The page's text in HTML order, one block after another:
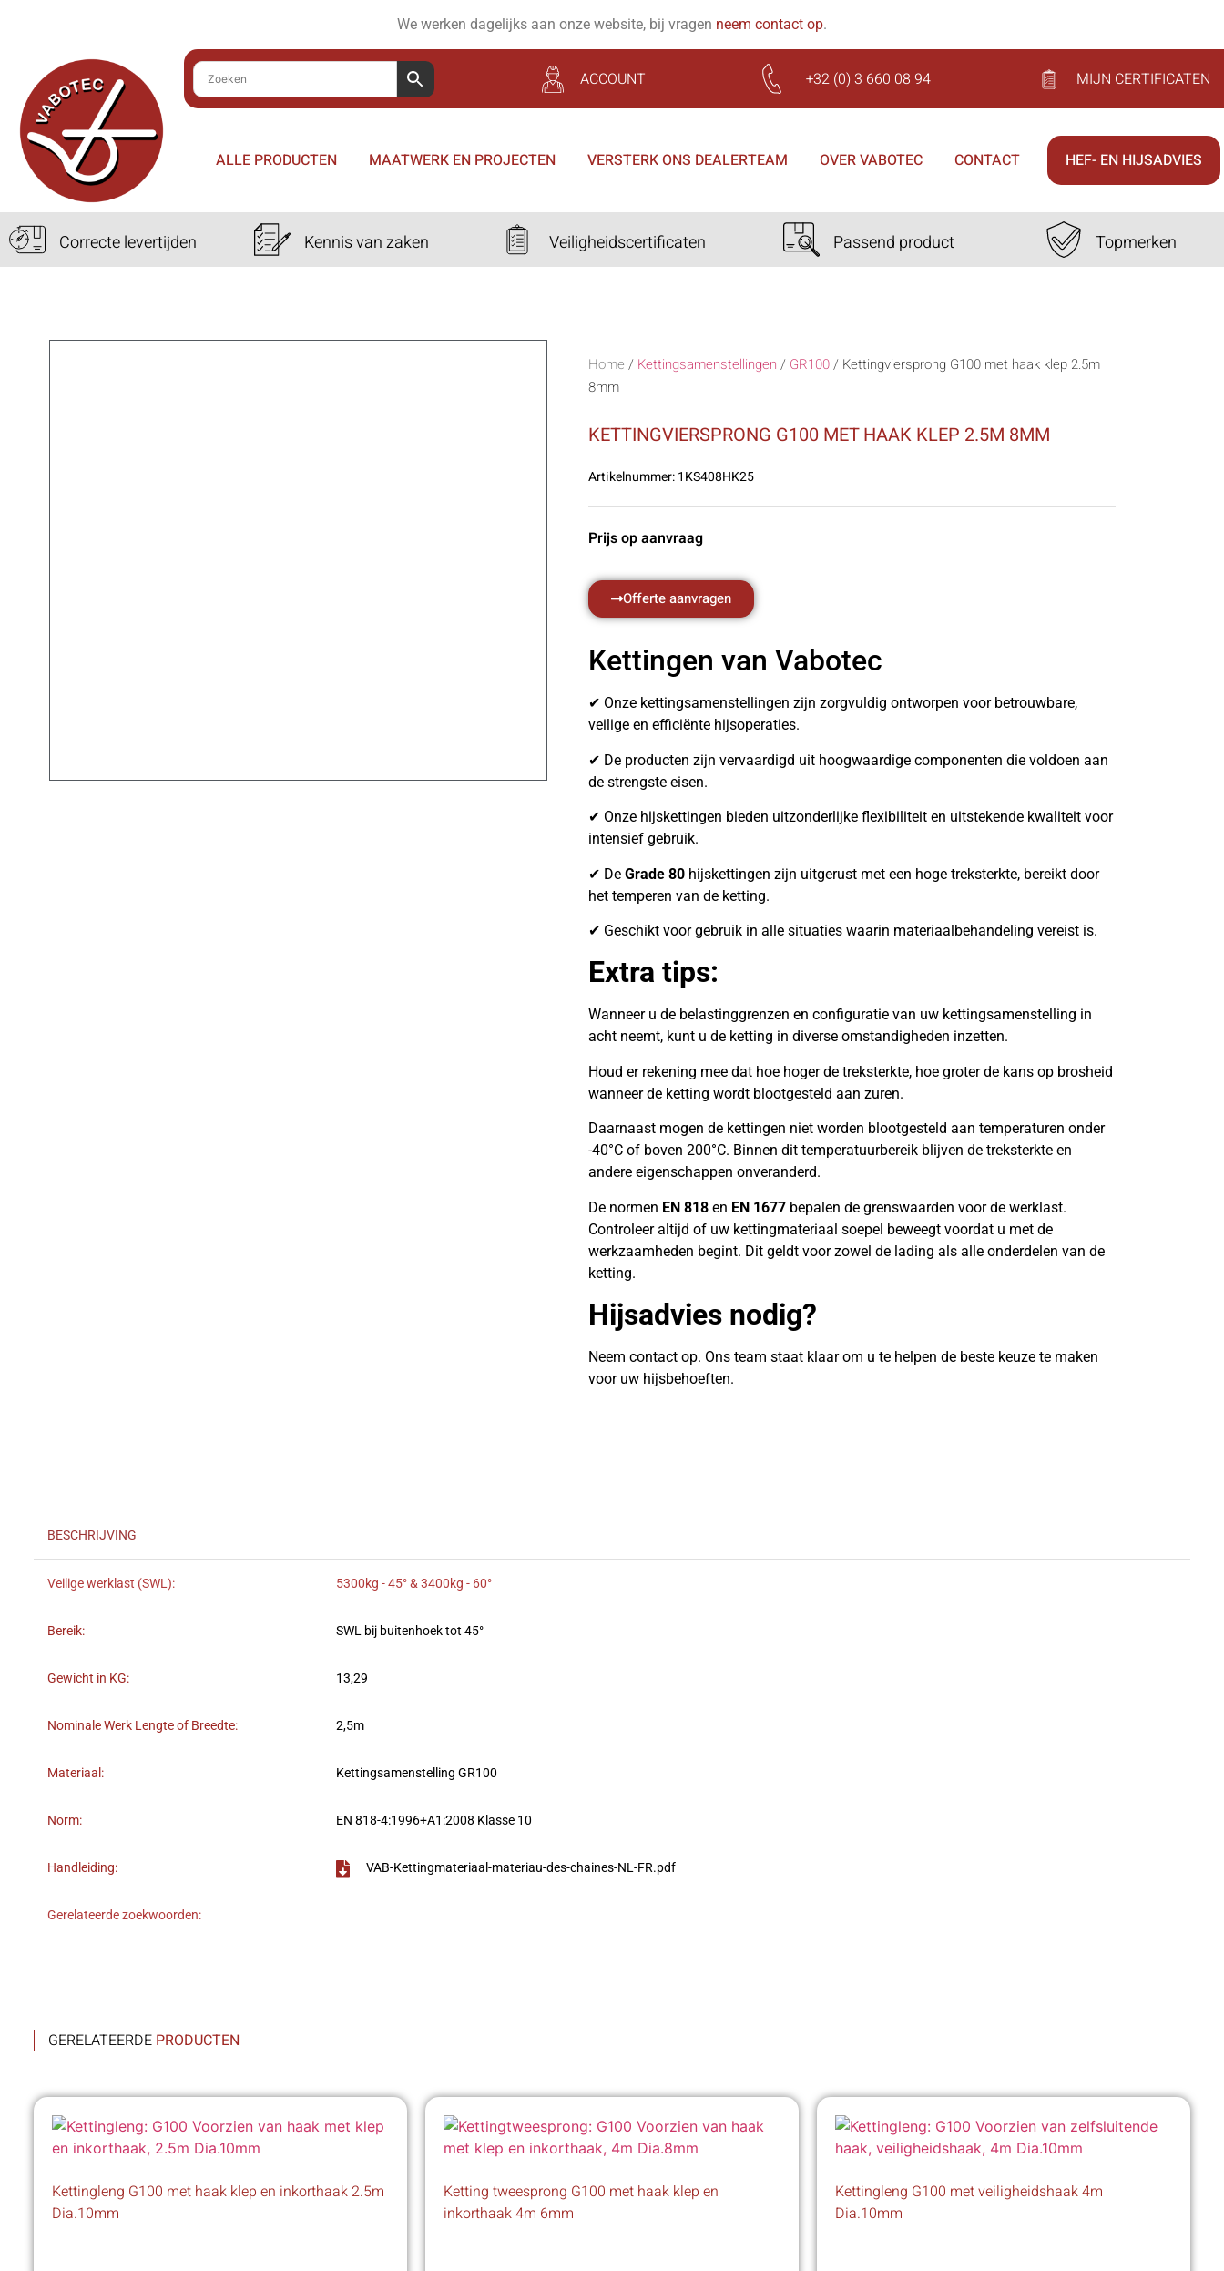
We werken dagelijks aan onze website, bij vragen neem contact op.
ACCOUNT +32 (0) 3 660 08 94 MIJN CERTIFICATEN
ALLE PRODUCTEN MAATWERK EN PROJECTEN VERSTERK ONS DEALERTEAM OVER VABOTEC CONTACT HEF- EN HIJSADVIES
Correcte levertijden Kennis van zaken Veiligheidscertificaten Passend product Topmerken
Home / Kettingsamenstellingen / GR100/ Kettingviersprong G100 met haak klep 2.5m
8mm
KETTINGVIERSPRONG G100 MET HAAK KLEP 2.5M 8MM
Artikelnummer:1KS408HK25
Prijs op aanvraag
Offerte aanvragen
Kettingen van Vabotec
✔ Onze kettingsamenstellingen zijn zorgvuldig ontworpen voor betrouwbare,
veilige en efficiënte hijsoperaties.
✔ De producten zijn vervaardigd uit hoogwaardige componenten die voldoen aan
de strengste eisen.
✔ Onze hijskettingen bieden uitzonderlijke flexibiliteit en uitstekende kwaliteit voor
intensief gebruik.
✔ De Grade 80 hijskettingen zijn uitgerust met een hoge treksterkte, bereikt door
het temperen van de ketting.
✔ Geschikt voor gebruik in alle situaties waarin materiaalbehandeling vereist is.
Extra tips:
Wanneer u de belastinggrenzen en configuratie van uw kettingsamenstelling in
acht neemt, kunt u de ketting in diverse omstandigheden inzetten.
Houd er rekening mee dat hoe hoger de treksterkte, hoe groter de kans op brosheid
wanneer de ketting wordt blootgesteld aan zuren.
Daarnaast mogen de kettingen niet worden blootgesteld aan temperaturen onder
-40°C of boven 200°C. Binnen dit temperatuurbereik blijven de treksterkte en
andere eigenschappen onveranderd.
De normen EN 818 en EN 1677 bepalen de grenswaarden voor de werklast.
Controleer altijd of uw kettingmateriaal soepel beweegt voordat u met de
werkzaamheden begint. Dit geldt voor zowel de lading als alle onderdelen van de
ketting.
Hijsadvies nodig?
Neem contact op. Ons team staat klaar om u te helpen de beste keuze te maken
voor uw hijsbehoeften.
BESCHRIJVING
Veilige werklast (SWL): 5300kg - 45° & 3400kg - 60°
Bereik: SWL bij buitenhoek tot 45°
Gewicht in KG: 13,29
Nominale Werk Lengte of Breedte: 2,5m
Materiaal: Kettingsamenstelling GR100
Norm: EN 818-4:1996+A1:2008 Klasse 10
Handleiding: VAB-Kettingmateriaal-materiau-des-chaines-NL-FR.pdf
Gerelateerde zoekwoorden:
GERELATEERDE PRODUCTEN
Kettingleng G100 met haak klep en inkorthaak 2.5m
Dia.10mm
Ketting tweesprong G100 met haak klep en
inkorthaak 4m 6mm
Kettingleng G100 met veiligheidshaak 4m
Dia.10mm